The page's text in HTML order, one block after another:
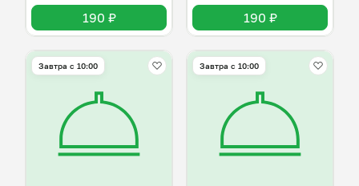
190 ₽ 190 ₽
Завтра c 10:00 Завтра c 10:00